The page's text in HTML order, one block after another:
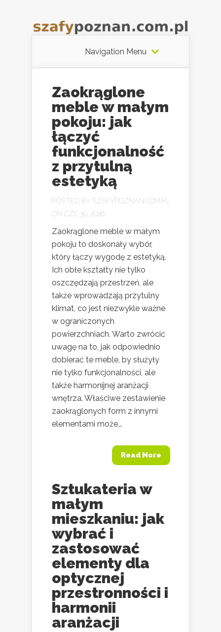
Navigation Menu
Zaokrąglone
meble w małym
pokoju: jak
łączyć
funkcjonalność
z przytulną
estetyką
POSTED BY SZAFYPOZNAN.COM.PL
ON CZE 30, 2026
Zaokrąglone meble w małym
pokoju to doskonały wybór,
który łączy wygodę z estetyką.
Ich obłe kształty nie tylko
oszczędzają przestrzeń, ale
także wprowadzają przytulny
klimat, co jest niezwykle ważne
w ograniczonych
powierzchniach. Warto zwrócić
uwagę na to, jak odpowiednio
dobierać te meble, by służyły
nie tylko funkcjonalności, ale
także harmonijnej aranżacji
wnętrza. Właściwe zestawienie
zaokrąglonych form z innymi
elementami może...
Read More
Sztukateria w
małym
mieszkaniu: jak
wybrać i
zastosować
elementy dla
optycznej
przestronności i
harmonii
aranżacji